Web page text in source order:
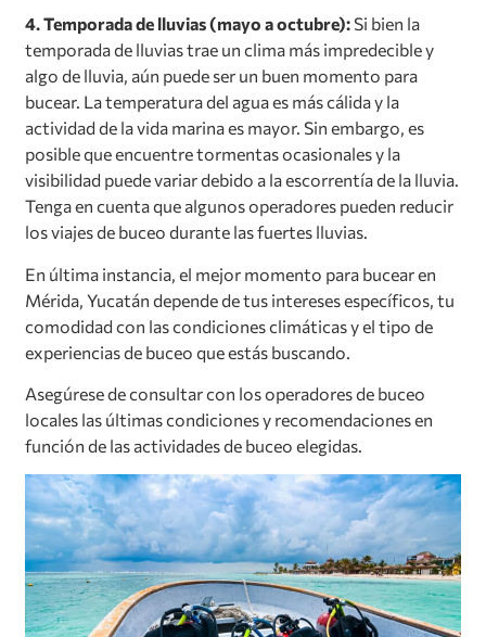
4. Temporada de lluvias (mayo a octubre): Si bien la
temporada de lluvias trae un clima más impredecible y
algo de lluvia, aún puede ser un buen momento para
bucear. La temperatura del agua es más cálida y la
actividad de la vida marina es mayor. Sin embargo, es
posible que encuentre tormentas ocasionales y la
visibilidad puede variar debido a la escorrentía de la lluvia.
Tenga en cuenta que algunos operadores pueden reducir
los viajes de buceo durante las fuertes lluvias.
En última instancia, el mejor momento para bucear en
Mérida, Yucatán depende de tus intereses específicos, tu
comodidad con las condiciones climáticas y el tipo de
experiencias de buceo que estás buscando.
Asegúrese de consultar con los operadores de buceo
locales las últimas condiciones y recomendaciones en
función de las actividades de buceo elegidas.